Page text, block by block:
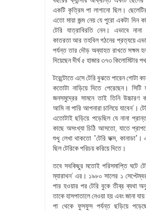
একটি কৃত্রিম পা লাগানো ছিল।
এতো মায়া জন্ম নেয় যে পুরো একটা দিন
টেরি যাত্রাবিরতি নেন। এভাবে নানা
কাতরতা আর তহবিল গঠনের প্রত্যয়ে
পর্যন্ত তার দৌড় অব্যাহত রাখতে সক্ষম
দিয়েছেন দীর্ঘ ৫ হাজার ৩৭৩ কিলোমিটার
টরেন্টোতে এসে টেরি বুঝতে পারেন গোটা
কতোটা নাড়িয়ে দিতে পেরেছেন। সিটি
জনসমুদ্রের সামনে তাই তিনি উচ্চারণ
আমি না পারি আপনারা চালিয়ে যাবেন’।
এতোটাই ছড়িয়ে পড়েছিল যে নানা
কাছে অসংখ্যা চিঠি আসতো, যাতে
শুধু লেখা থাকতো “টেরি ফক্স, কানাডা”।
ছিল টেরিকে পরিচয় করিয়ে দিতে।
তবে সবকিছুর মতোই পরিসমাপ্তি ঘটে
ম্যারাথন’ এর। ১৯৮০ সালের ১
পার হওয়ার পর টেরি বুকে তীব্র ব্যথা
তাকে হাসপাতালে নেওয়া হয় এবং জানা যায়
পা থেকে ফুসফুস পর্যন্ত ছড়িয়ে